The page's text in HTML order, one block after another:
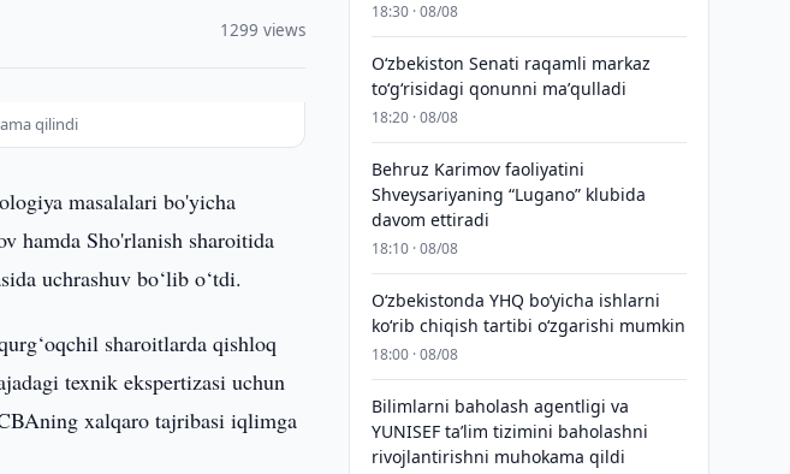
1299 views
qilindi
masalalari bo'yicha
hamda Sho'rlanish sharoitida
uchrashuv bo‘lib o‘tdi.
sharoitlarda qishloq
texnik ekspertizasi uchun
xalqaro tajribasi iqlimga
18:30 · 08/08
Oʻzbekiston Senati raqamli markaz
toʻgʻrisidagi qonunni maʼqulladi
18:20 · 08/08
Behruz Karimov faoliyatini
Shveysariyaning “Lugano” klubida
davom ettiradi
18:10 · 08/08
O‘zbekistonda YHQ bo‘yicha ishlarni
ko‘rib chiqish tartibi o‘zgarishi mumkin
18:00 · 08/08
Bilimlarni baholash agentligi va
YUNISEF taʼlim tizimini baholashni
rivojlantirishni muhokama qildi